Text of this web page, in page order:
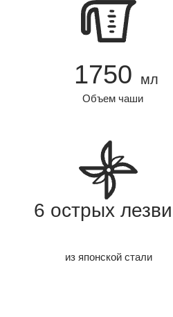
мл
из японской стали
Объем чаши
1750
6 острых